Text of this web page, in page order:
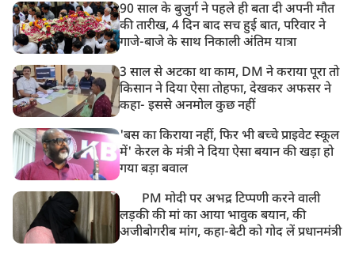
90 साल के बुजुर्ग ने पहले ही बता दी अपनी मौत
की तारीख, 4 दिन बाद सच हुई बात, परिवार ने
गाजे-बाजे के साथ निकाली अंतिम यात्रा
3 साल से अटका था काम, DM ने कराया पूरा तो
किसान ने दिया ऐसा तोहफा, देखकर अफसर ने
कहा- इससे अनमोल कुछ नहीं
'बस का किराया नहीं, फिर भी बच्चे प्राइवेट स्कूल
में' केरल के मंत्री ने दिया ऐसा बयान की खड़ा हो
गया बड़ा बवाल
PM मोदी पर अभद्र टिप्पणी करने वाली
लड़की की मां का आया भावुक बयान, की
अजीबोगरीब मांग, कहा-बेटी को गोद लें प्रधानमंत्री